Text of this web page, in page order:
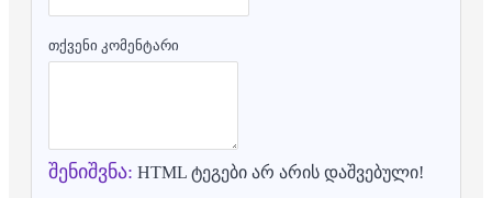
თქვენი კომენტარი
შენიშვნა: HTML ტეგები არ არის დაშვებული!